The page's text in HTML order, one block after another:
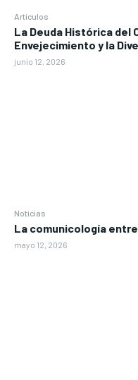
Artículos
La Deuda Histórica del
Envejecimiento y la
junio 12, 2026
Noticias
La comunicología
mayo 12, 2026